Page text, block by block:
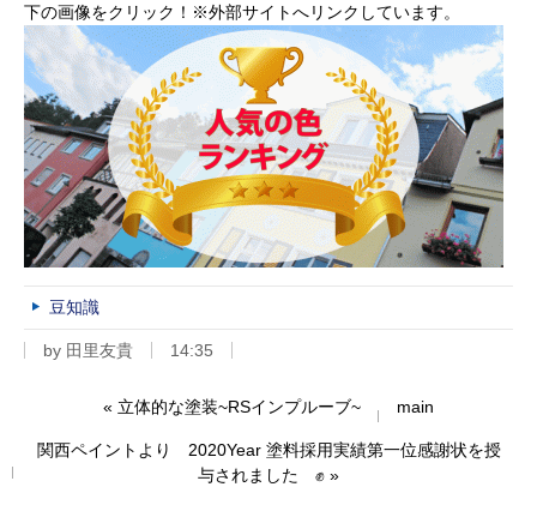
下の画像をクリック！※外部サイトへリンクしています。
豆知識
by 田里友貴 14:35
« 立体的な塗装~RSインプルーブ~ main
関西ペイントより 2020Year 塗料採用実績第一位感謝状を授
与されました ✊ »